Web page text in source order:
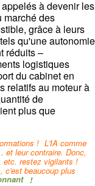
à devenir les
marché des
grâce à leurs
qu'une autonomie
réduits –
logistiques
du cabinet en
relatifs au moteur à
de
plus que
! L'IA comme
leur contraire. Donc,
etc. restez vigilants !
c'est beaucoup plus
!